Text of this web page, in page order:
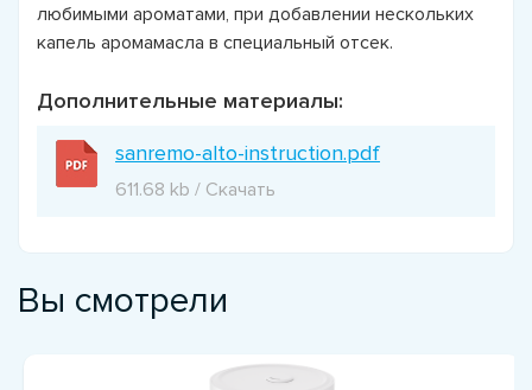
любимыми ароматами, при добавлении нескольких
капель аромамасла в специальный отсек.
Дополнительные материалы:
sanremo-alto-instruction.pdf
611.68 kb / Скачать
Вы смотрели